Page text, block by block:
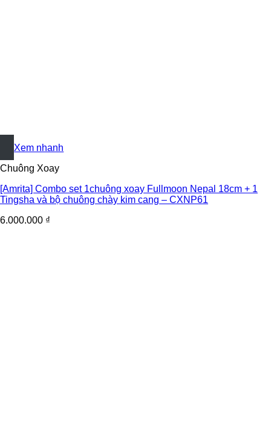
+
Xem nhanh
Chuông Xoay
[Amrita] Combo set 1chuông xoay Fullmoon Nepal 18cm + 1
Tingsha và bộ chuông chày kim cang – CXNP61
6.000.000 ₫